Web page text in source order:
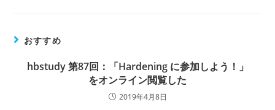
おすすめ
hbstudy 第87回：「Hardening に参加しよう！」
をオンライン閲覧した
2019年4月8日